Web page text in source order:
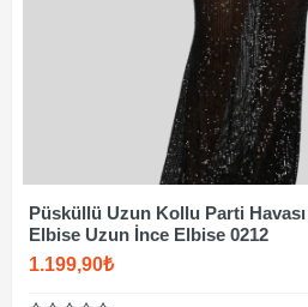
Püsküllü Uzun Kollu Parti
Elbise Uzun İnce Elbise 0212
1.199,90₺